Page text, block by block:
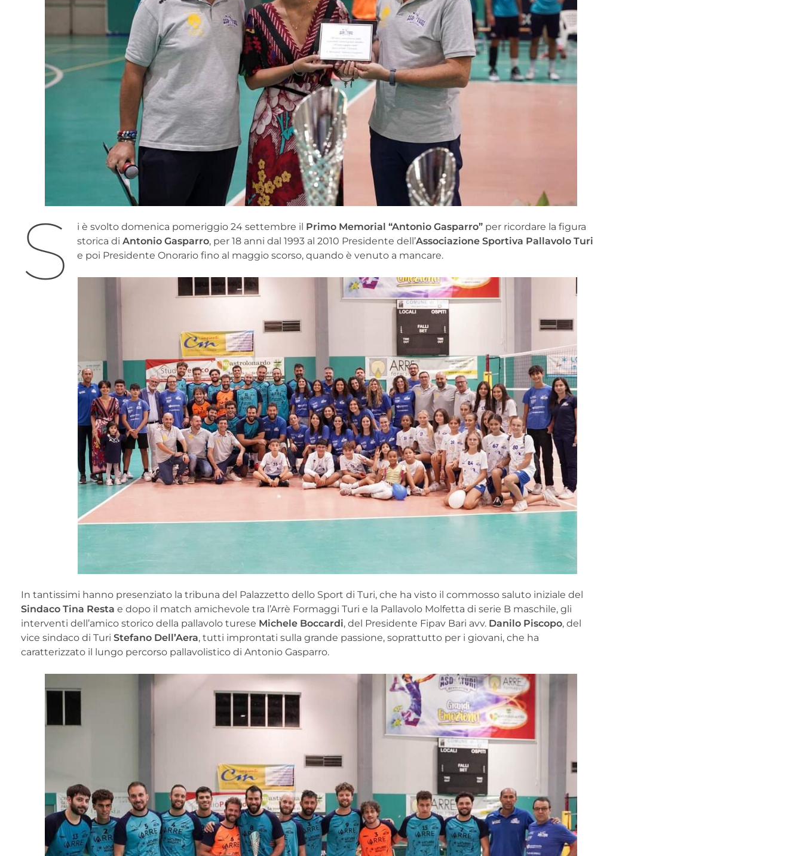
S i è svolto domenica pomeriggio 24 settembre il Primo Memorial “Antonio Gasparro” per ricordare la figura
storica diAntonio Gasparro, per 18 anni dal 1993 al 2010 Presidente dell’Associazione Sportiva Pallavolo Turi
e poi Presidente Onorario fino al maggio scorso, quando è venuto a mancare.
In tantissimi hanno presenziato la tribuna del Palazzetto dello Sport di Turi, che ha visto il commosso saluto iniziale del
Sindaco Tina Resta e dopo il match amichevole tra l’Arrè Formaggi Turi e la Pallavolo Molfetta di serie B maschile, gli
interventi dell’amico storico della pallavolo turese Michele Boccardi, del Presidente Fipav Bari avv. Danilo Piscopo, del
vice sindaco di Turi Stefano Dell’Aera, tutti improntati sulla grande passione, soprattutto per i giovani, che ha
caratterizzato il lungo percorso pallavolistico di Antonio Gasparro.